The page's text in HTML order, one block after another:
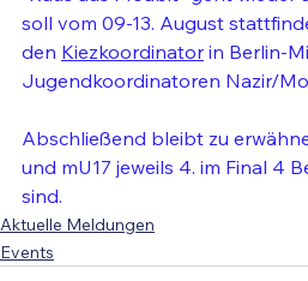
soll vom 09-13. August
den Kiezkoordinator in Berlin-
Jugendkoordinatoren Nazir/
Abschließend bleibt zu
und mU17 jeweils 4. im Final 4
sind.
Aktuelle Meldungen
Events